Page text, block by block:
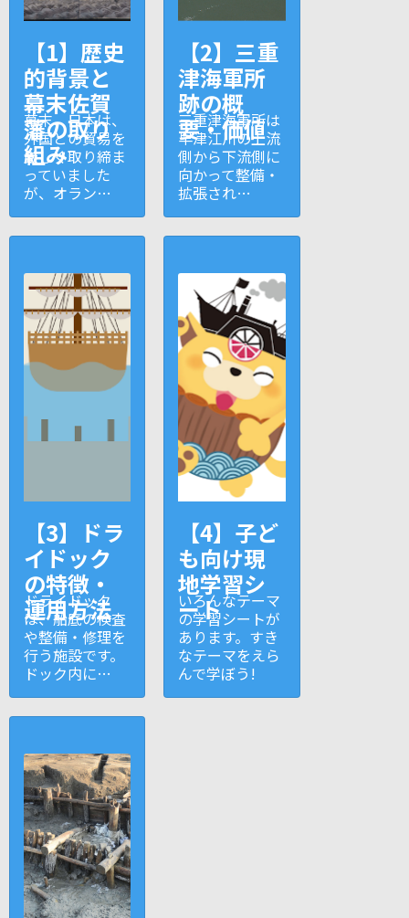
【1】歴史
的背景と
幕末佐賀
藩の取り
組み
幕末、日本は、
外国との貿易を
厳しく取り締ま
っていました
が、オラン…
【2】三重
津海軍所
跡の概
要・価値
三重津海軍所は
早津江川の上流
側から下流側に
向かって整備・
拡張され…
【3】ドラ
イドック
の特徴・
運用方法
ドライドック
は、船底の検査
や整備・修理を
行う施設です。
ドック内に…
【4】子ど
も向け現
地学習シ
ート
いろんなテーマ
の学習シートが
あります。すき
なテーマをえら
んで学ぼう!